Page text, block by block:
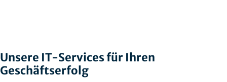
Unsere IT-Services für Ihren
Geschäftserfolg